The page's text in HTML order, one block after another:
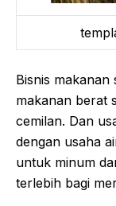
Bisnis makanan
makanan berat
cemilan. Dan
dengan usaha
untuk minum
terlebih bagi